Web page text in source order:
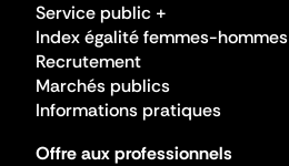
Service public +
Index égalité femmes-hommes
Recrutement
Marchés publics
Informations pratiques
Offre aux professionnels